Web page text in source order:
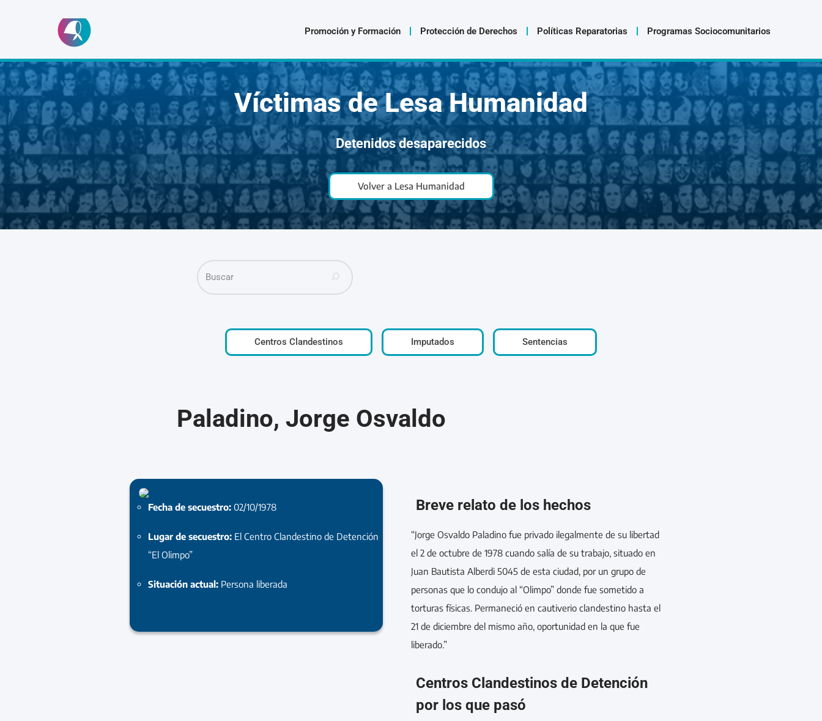
al
contenido
Promoción y Formación Protección de Derechos Políticas Reparatorias Programas Sociocomunitarios
Víctimas de Lesa Humanidad
Detenidos desaparecidos
Volver a Lesa Humanidad
Centros Clandestinos Imputados Sentencias
Paladino, Jorge Osvaldo
Fecha de secuestro:02/10/1978
Lugar de secuestro: El Centro Clandestino de Detención
“El Olimpo”
Situación actual: Persona liberada
Breve relato de los hechos
“Jorge Osvaldo Paladino fue privado ilegalmente de su libertad
el 2 de octubre de 1978 cuando salía de su trabajo, situado en
Juan Bautista Alberdi 5045 de esta ciudad, por un grupo de
personas que lo condujo al “Olimpo” donde fue sometido a
torturas físicas. Permaneció en cautiverio clandestino hasta el
21 de diciembre del mismo año, oportunidad en la que fue
liberado.”
Centros Clandestinos de Detención
por los que pasó